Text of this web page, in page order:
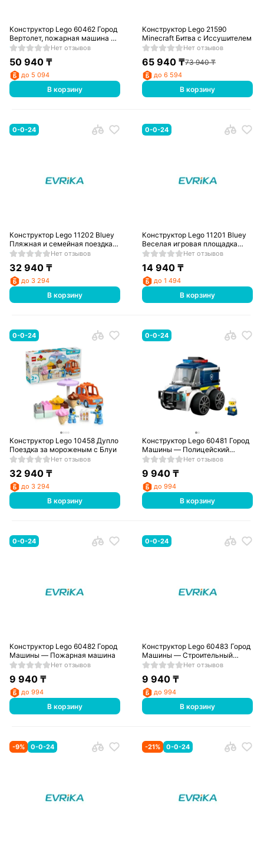
Конструктор Lego 60462 Город
Вертолет, пожарная машина и
подводная лодкаНет отзывов
50 940₸
до 5 094
В корзину
Конструктор Lego 21590
Minecraft Битва с Иссушителем
Нет отзывов
65 940 ₸73 940₸
до 6 594
В корзину
0-0-24
Конструктор Lego 11202 Bluey
Пляжная и семейная поездка
на машине БлуиНет отзывов
32 940₸
до 3 294
В корзину
0-0-24
Конструктор Lego 11201 Bluey
Веселая игровая площадка
Блуи и ХлоиНет отзывов
14 940 ₸
до 1 494
В корзину
0-0-24
Конструктор Lego 10458 Дупло
Поездка за мороженым с Блуи
Нет отзывов
32 940₸
до 3 294
В корзину
0-0-24
Конструктор Lego 60481 Город
Машины — Полицейский
грузовик
Нет отзывов
9 940 ₸
до 994
В корзину
0-0-24
Конструктор Lego 60482 Город
Машины — Пожарная машина
Нет отзывов
9 940₸
до 994
В корзину
0-0-24
Конструктор Lego 60483 Город
Машины — Строительный
погрузчик
Нет отзывов
9 940 ₸
до 994
В корзину
-9% 0-0-24 -21% 0-0-24